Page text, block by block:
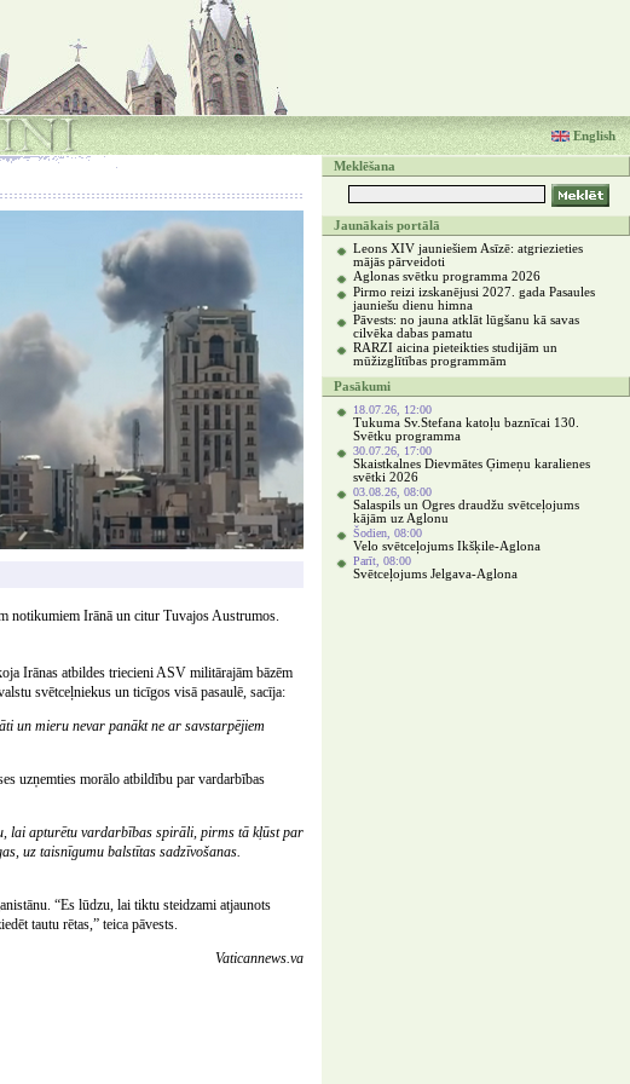
English
notikumiem Irānā un citur Tuvajos Austrumos.
Irānas atbildes triecieni ASV militārajām bāzēm
svētceļniekus un ticīgos visā pasaulē, sacīja:
un mieru nevar panākt ne ar savstarpējiem
uzņemties morālo atbildību par vardarbības
lai apturētu vardarbības spirāli, pirms tā kļūst par
uz taisnīgumu balstītas sadzīvošanas.
“Es lūdzu, lai tiktu steidzami atjaunots
tautu rētas,” teica pāvests.
Vaticannews.va
Meklēšana
Jaunākais portālā
Leons XIV jauniešiem Asīzē: atgriezieties
mājās pārveidoti
Aglonas svētku programma 2026
Pirmo reizi izskanējusi 2027. gada Pasaules
jauniešu dienu himna
Pāvests: no jauna atklāt lūgšanu kā savas
cilvēka dabas pamatu
RARZI aicina pieteikties studijām un
mūžizglītības programmām
Pasākumi
18.07.26, 12:00
Tukuma Sv.Stefana katoļu baznīcai 130.
Svētku programma
30.07.26, 17:00
Skaistkalnes Dievmātes Ģimeņu karalienes
svētki 2026
03.08.26, 08:00
Salaspils un Ogres draudžu svētceļojums
kājām uz Aglonu
Šodien, 08:00
Velo svētceļojums Ikšķile-Aglona
Parīt, 08:00
Svētceļojums Jelgava-Aglona